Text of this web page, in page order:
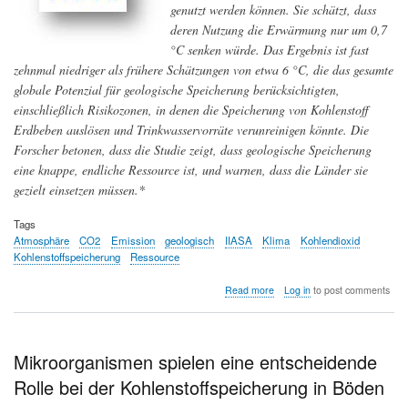
genutzt werden können. Sie schätzt, dass
deren Nutzung die Erwärmung nur um 0,7
°C senken würde. Das Ergebnis ist fast
zehnmal niedriger als frühere Schätzungen von etwa 6 °C, die das gesamte
globale Potenzial für geologische Speicherung berücksichtigten,
einschließlich Risikozonen, in denen die Speicherung von Kohlenstoff
Erdbeben auslösen und Trinkwasservorräte verunreinigen könnte. Die
Forscher betonen, dass die Studie zeigt, dass geologische Speicherung
eine knappe, endliche Ressource ist, und warnen, dass die Länder sie
gezielt einsetzen müssen.*
Tags
Atmosphäre
CO2 Emission geologisch IIASA Klima
Kohlendioxid
Kohlenstoffspeicherung
Ressource
Read moreabout
CO2
Speicherung
im
Log into post comments
Mikroorganismen spielen eine entscheidende
Rolle bei der Kohlenstoffspeicherung in Böden